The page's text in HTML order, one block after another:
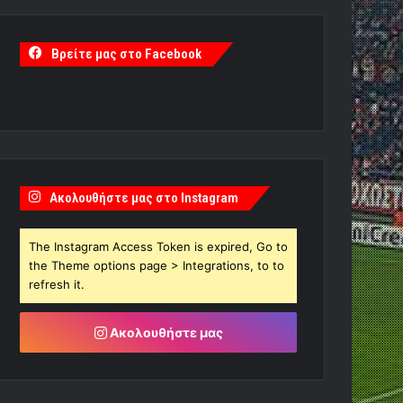
Βρείτε μας στο Facebook
Ακολουθήστε μας στο Instagram
The Instagram Access Token is expired, Go to
the Theme options page > Integrations, to to
refresh it.
Ακολουθήστε μας